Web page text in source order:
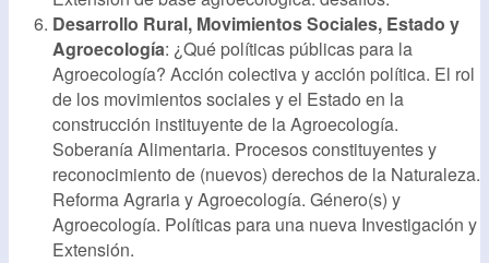
Desarrollo Rural, Movimientos Sociales, Estado y
Agroecología: ¿Qué políticas públicas para la
Agroecología? Acción colectiva y acción política. El rol
de los movimientos sociales y el Estado en la
construcción instituyente de la Agroecología.
Soberanía Alimentaria. Procesos constituyentes y
reconocimiento de (nuevos) derechos de la Naturaleza.
Reforma Agraria y Agroecología. Género(s) y
Agroecología. Políticas para una nueva Investigación y
Extensión.